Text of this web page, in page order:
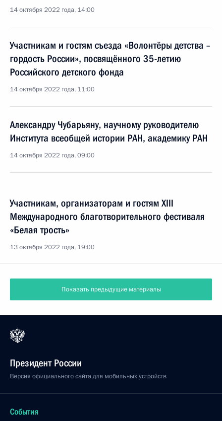
14 октября 2022 года, 14:00
Участникам и гостям съезда «Волонтёры детства –
гордость России», посвящённого 35-летию
Российского детского фонда
14 октября 2022 года, 11:00
Александру Чубарьяну, научному руководителю
Института всеобщей истории РАН, академику РАН
14 октября 2022 года, 09:00
Участникам, организаторам и гостям XIII
Международного благотворительного фестиваля
«Белая трость»
13 октября 2022 года, 19:00
Показать предыдущие материалы
Президент России
Версия официального сайта для мобильных устройств
События